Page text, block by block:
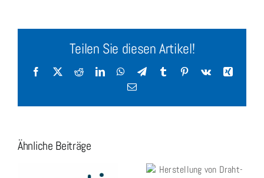
Teilen Sie diesen Artikel!
Facebook
X RedditLinkedInWhatsApp
TelegramTumblr Pinterest
Vk
Xing
E-
Ähnliche Beiträge
Herstellung